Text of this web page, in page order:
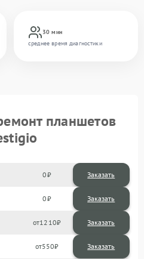
30 мин
среднее время диагностики
планшетов
0 Заказать
0 Заказать
1210
550